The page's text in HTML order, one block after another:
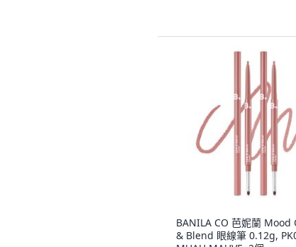
BANILA CO 芭妮蘭 Mood
& Blend 眼線筆 0.12g,